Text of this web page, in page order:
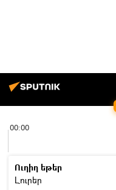
00:00
Ուղիղ եթեր
Լուրեր